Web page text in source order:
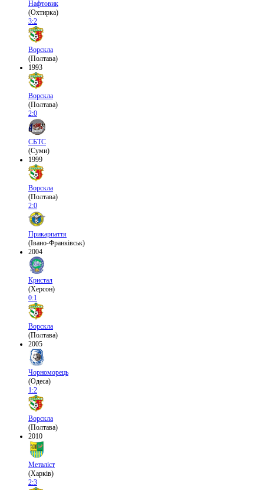
Нафтовик
(Охтирка)
3:2
Ворскла
(Полтава)
1993
Ворскла
(Полтава)
2:0
СБТС
(Суми)
1999
Ворскла
(Полтава)
2:0
Прикарпаття
(Івано-Франківськ)
2004
Кристал
(Херсон)
0:1
Ворскла
(Полтава)
2005
Чорноморець
(Одеса)
1:2
Ворскла
(Полтава)
2010
Металіст
(Харків)
2:3